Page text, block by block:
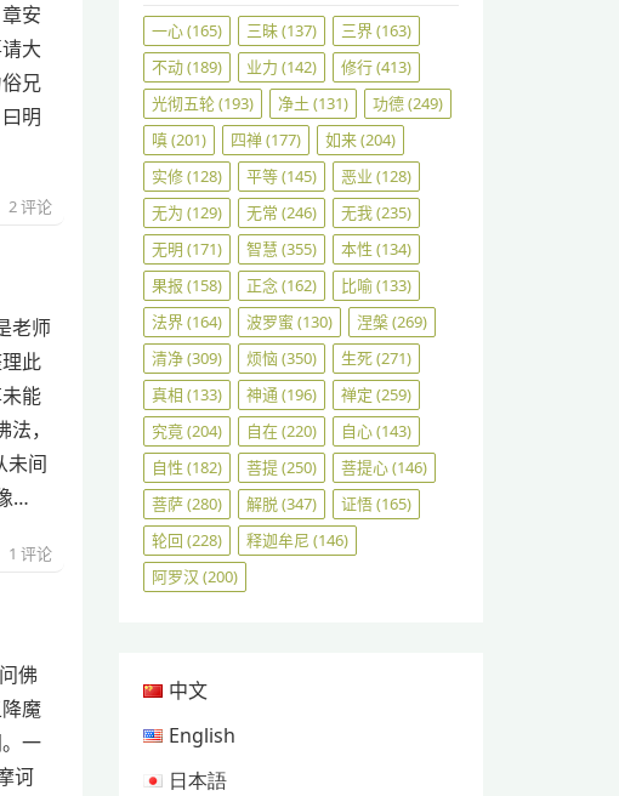
安
大
兄
明
2 评论
老师
此
能
，
未间
…
1 评论
佛
魔
一
诃
一心(165) 三昧(137) 三界(163)
不动(189) 业力 (142) 修行(413)
光彻五轮(193) 净土 (131) 功德(249)
嗔(201) 四禅(177) 如来(204)
实修(128) 平等(145) 恶业 (128)
无为 (129) 无常 (246) 无我(235)
无明 (171) 智慧 (355) 本性 (134)
果报 (158) 正念(162) 比喻(133)
法界(164) 波罗蜜 (130) 涅槃(269)
清净(309) 烦恼(350) 生死(271)
真相 (133) 神通 (196) 禅定 (259)
究竟(204) 自在(220) 自心(143)
自性 (182) 菩提(250) 菩提心(146)
菩萨(280) 解脱(347) 证悟(165)
轮回 (228) 释迦牟尼 (146)
阿罗汉 (200)
中文
English
日本語